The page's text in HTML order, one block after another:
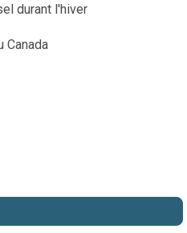
durant l'hiver
Canada